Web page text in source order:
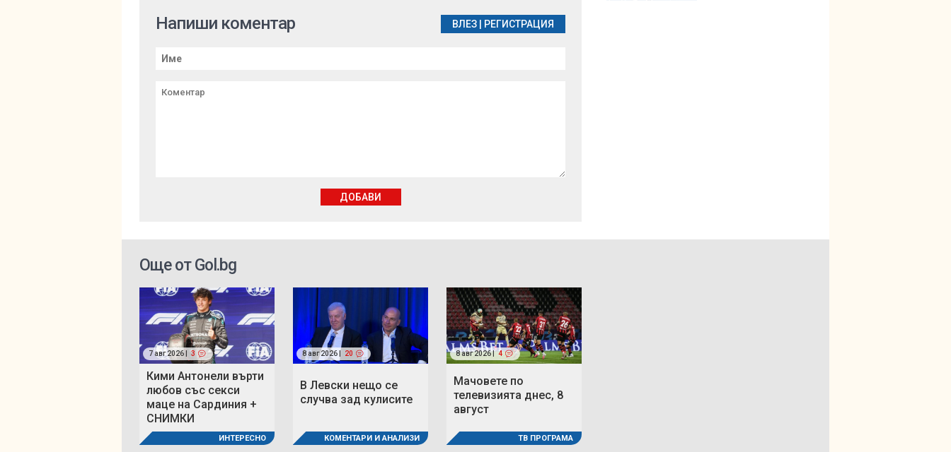
Напиши коментар ВЛЕЗ РЕГИСТРАЦИЯ
ДОБАВИ
Още от Gol.bg
7 авг 2026 | 3
Кими Антонели върти
любов със секси
маце на Сардиния +
СНИМКИ
ИНТЕРЕСНО
8 авг 2026 | 20
В Левски нещо се
случва зад кулисите
КОМЕНТАРИ И АНАЛИЗИ
8 авг 2026 | 4
Мачовете по
телевизията днес, 8
август
ТВ ПРОГРАМА